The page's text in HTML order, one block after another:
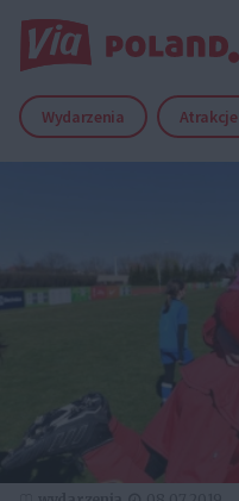
Wydarzenia Atrakcje